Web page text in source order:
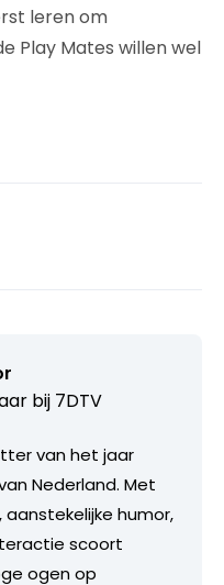
leren om
Play Mates willen wel
bij 7DTV
van het jaar
Nederland. Met
humor,
scoort
ogen op